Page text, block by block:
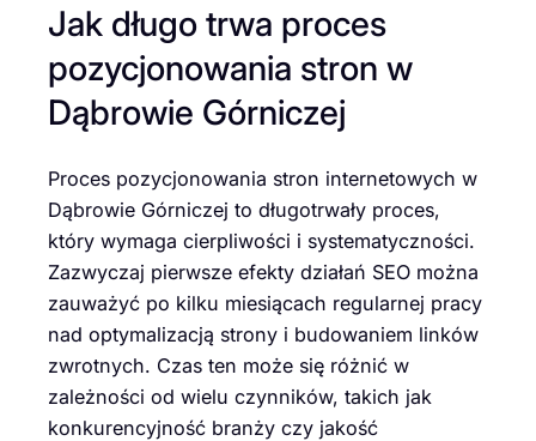
Jak długo trwa proces
pozycjonowania stron w
Dąbrowie Górniczej
Proces pozycjonowania stron internetowych w
Dąbrowie Górniczej to długotrwały proces,
który wymaga cierpliwości i systematyczności.
Zazwyczaj pierwsze efekty działań SEO można
zauważyć po kilku miesiącach regularnej pracy
nad optymalizacją strony i budowaniem linków
zwrotnych. Czas ten może się różnić w
zależności od wielu czynników, takich jak
konkurencyjność branży czy jakość